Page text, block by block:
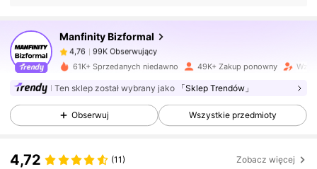
Manfinity Bizformal
4,76 99K Obserwujący
61K+ Sprzedanych niedawno 49K+ Zakup ponowny
Ten sklep został wybrany jako 「Sklep Trendów」
Obserwuj Wszystkie przedmioty
4,72 (11) Zobacz więcej